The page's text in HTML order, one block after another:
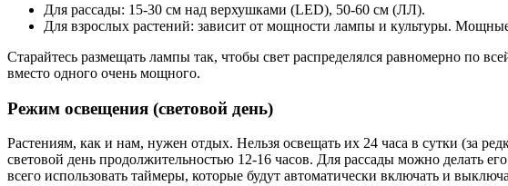
Для рассады: 15-30 см над верхушками (LED), 50-60 см (ЛЛ).
Для взрослых растений: зависит от мощности лампы и культуры.
Старайтесь размещать лампы так, чтобы свет распределялся равномерно по
вместо одного очень мощного.
Режим освещения (световой день)
Растениям, как и нам, нужен отдых. Нельзя освещать их 24 часа в сутки (за
световой день продолжительностью 12-16 часов. Для рассады можно делать
всего использовать таймеры, которые будут автоматически включать и